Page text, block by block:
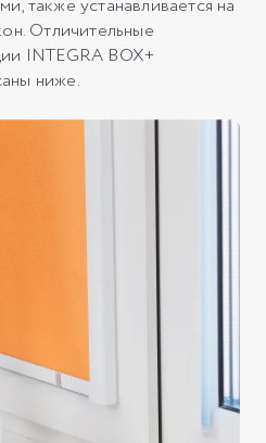
также устанавливается на
Отличительные
INTEGRA BOX+
ниже.